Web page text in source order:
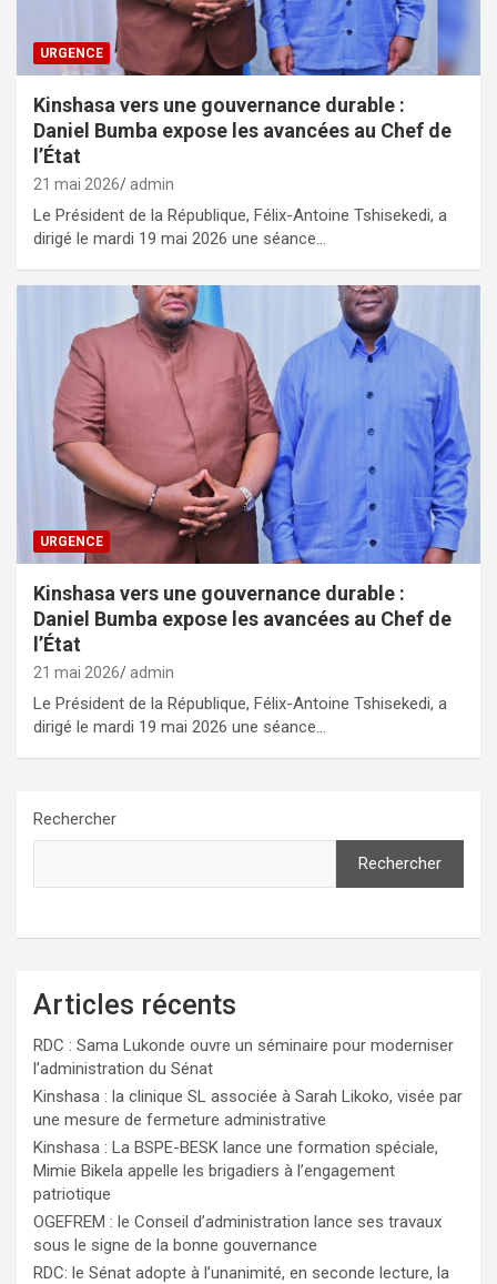
URGENCE
Kinshasa vers une gouvernance durable :
Daniel Bumba expose les avancées au Chef de
l’État
21 mai 2026 admin
Le Président de la République, Félix-Antoine Tshisekedi, a
dirigé le mardi 19 mai 2026 une séance…
URGENCE
Kinshasa vers une gouvernance durable :
Daniel Bumba expose les avancées au Chef de
l’État
21 mai 2026 admin
Le Président de la République, Félix-Antoine Tshisekedi, a
dirigé le mardi 19 mai 2026 une séance…
Rechercher
Rechercher
Articles récents
RDC : Sama Lukonde ouvre un séminaire pour moderniser
l’administration du Sénat
Kinshasa : la clinique SL associée à Sarah Likoko, visée par
une mesure de fermeture administrative
Kinshasa : La BSPE-BESK lance une formation spéciale,
Mimie Bikela appelle les brigadiers à l’engagement
patriotique
OGEFREM : le Conseil d’administration lance ses travaux
sous le signe de la bonne gouvernance
RDC: le Sénat adopte à l’unanimité, en seconde lecture, la